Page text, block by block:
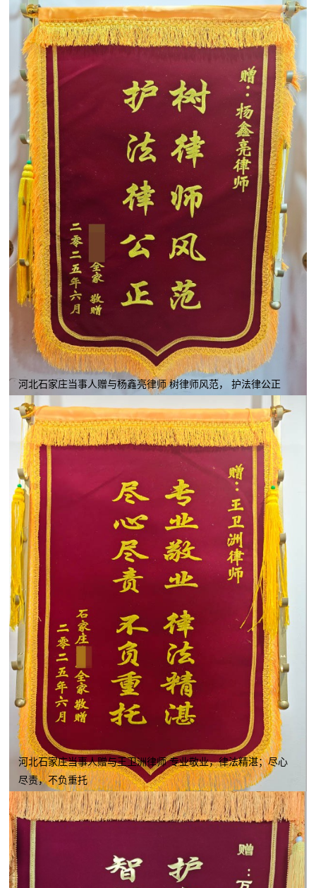
河北石家庄当事人赠与杨鑫亮律师 树律师风范， 护法律公正
河北石家庄当事人赠与王卫洲律师 专业敬业，律法精湛；尽心
尽责，不负重托